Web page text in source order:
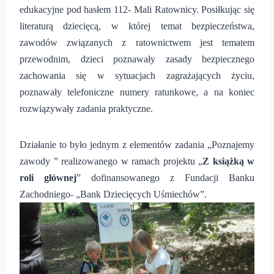
edukacyjne pod hasłem 112- Mali Ratownicy. Posiłkując się
literaturą dziecięcą, w której temat bezpieczeństwa,
zawodów związanych z ratownictwem jest tematem
przewodnim, dzieci poznawały zasady bezpiecznego
zachowania się w sytuacjach zagrażających życiu,
poznawały telefoniczne numery ratunkowe, a na koniec
rozwiązywały zadania praktyczne.
Działanie to było jednym z elementów zadania „Poznajemy
zawody ” realizowanego w ramach projektu „Z książką w
roli głównej” dofinansowanego z Fundacji Banku
Zachodniego- „Bank Dziecięcych Uśmiechów”.